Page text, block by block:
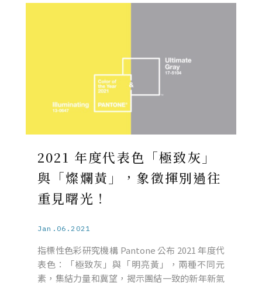
2021 年度代表色「極致灰」
與「燦爛黃」，象徵揮別過往
重見曙光！
Jan.06.2021
指標性色彩研究機構 Pantone 公布 2021 年度代
表色：「極致灰」與「明亮黃」，兩種不同元
素，集結力量和冀望，揭示團結一致的新年新氣